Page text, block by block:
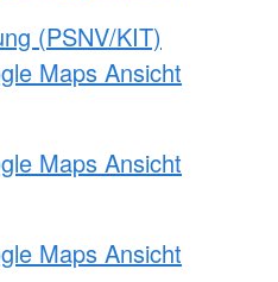
(PSNV/KIT)
Maps Ansicht
Maps Ansicht
Maps Ansicht